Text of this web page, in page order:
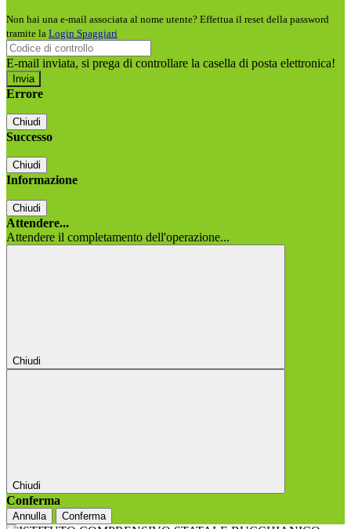
Non hai una e-mail associata al nome utente? Effettua il reset della password
tramite la Login Spaggiari
E-mail inviata, si prega di controllare la casella di posta elettronica!
Errore
Chiudi
Successo
Chiudi
Informazione
Chiudi
Attendere...
Attendere il completamento dell'operazione...
Chiudi
Chiudi
Conferma
Annulla Conferma